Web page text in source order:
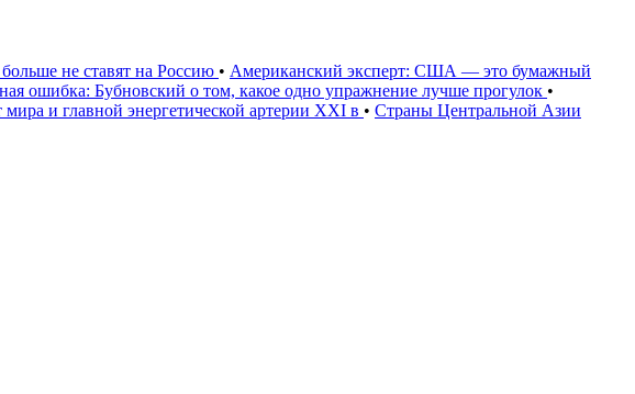
не ставят на Россию • Американский эксперт: США — это бумажный
ошибка: Бубновский о том, какое одно упражнение лучше прогулок •
и главной энергетической артерии XXI в • Страны Центральной Азии